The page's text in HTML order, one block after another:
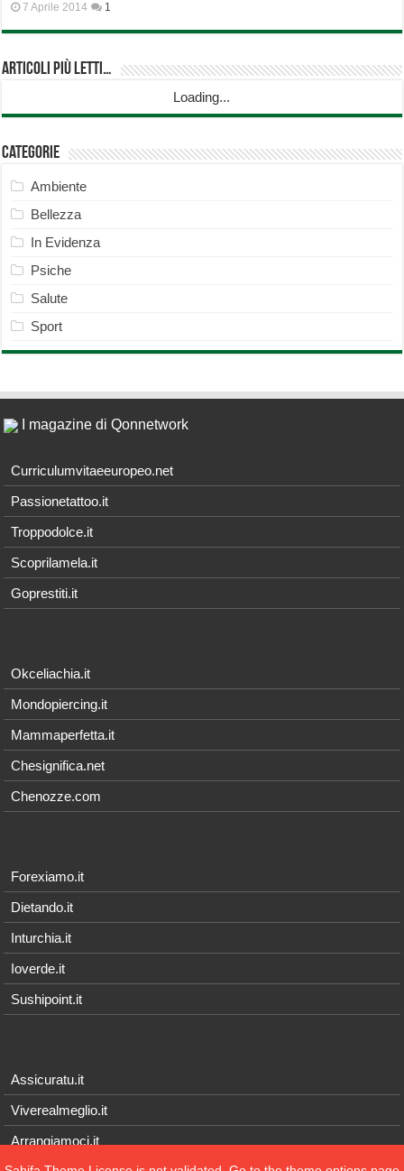
7 Aprile 2014 1
Articoli più Letti…
Loading...
Categorie
Ambiente
Bellezza
In Evidenza
Psiche
Salute
Sport
I magazine di Qonnetwork
Curriculumvitaeeuropeo.net
Passionetattoo.it
Troppodolce.it
Scoprilamela.it
Goprestiti.it
Okceliachia.it
Mondopiercing.it
Mammaperfetta.it
Chesignifica.net
Chenozze.com
Forexiamo.it
Dietando.it
Inturchia.it
Ioverde.it
Sushipoint.it
Assicuratu.it
Viverealmeglio.it
Arrangiamoci.it